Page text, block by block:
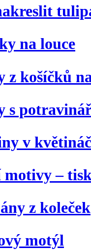
na louce
z košíčků
s
v
motivy –
z koleček
motýl